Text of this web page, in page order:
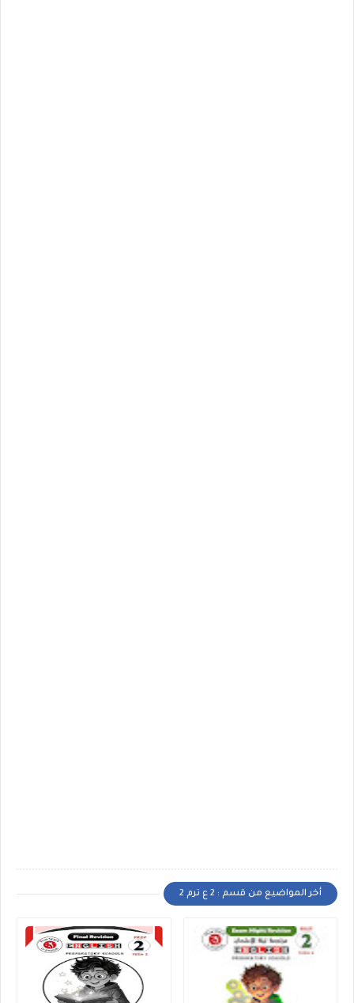
أخر المواضيع من قسم : 2 ع ترم 2